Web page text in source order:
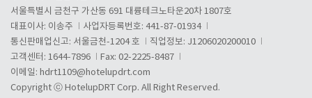
서울특별시 금천구 가산동 691 대륭테크노타운20차 1807호
대표이사: 이송주
사업자등록번호: 441-87-01934
통신판매업신고: 서울금천-1204 호
직업정보: J1206020200010
고객센터: 1644-7896
Fax: 02-2225-8487
이메일: hdrt1109@hotelupdrt.com
Copyright ⓒ HotelupDRT Corp. All Right Reserved.